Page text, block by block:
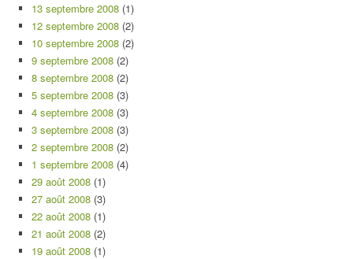
13 septembre 2008 (1)
12 septembre 2008 (2)
10 septembre 2008 (2)
9 septembre 2008 (2)
8 septembre 2008 (2)
5 septembre 2008 (3)
4 septembre 2008 (3)
3 septembre 2008 (3)
2 septembre 2008 (2)
1 septembre 2008 (4)
29 août 2008 (1)
27 août 2008 (3)
22 août 2008 (1)
21 août 2008 (2)
19 août 2008 (1)